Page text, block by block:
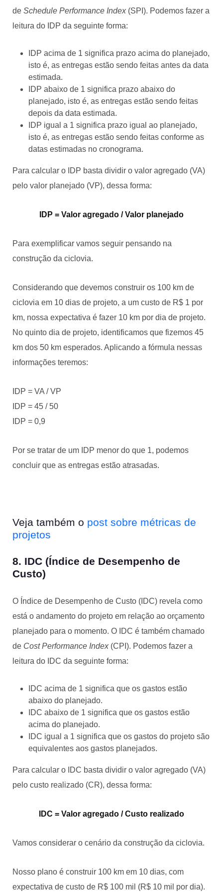
de Schedule Performance Index(SPI). Podemos fazer a
leitura do IDP da seguinte forma:
IDP acima de 1 significa prazo acima do planejado,
isto é, as entregas estão sendo feitas antes da data
estimada.
IDP abaixo de 1 significa prazo abaixo do
planejado, isto é, as entregas estão sendo feitas
depois da data estimada.
IDP igual a 1 significa prazo igual ao planejado,
isto é, as entregas estão sendo feitas conforme as
datas estimadas no cronograma.
Para calcular o IDP basta dividir o valor agregado (VA)
pelo valor planejado (VP), dessa forma:
IDP = Valor agregado / Valor planejado
Para exemplificar vamos seguir pensando na
construção da ciclovia.
Considerando que devemos construir os 100 km de
ciclovia em 10 dias de projeto, a um custo de R$ 1 por
km, nossa expectativa é fazer 10 km por dia de projeto.
No quinto dia de projeto, identificamos que fizemos 45
km dos 50 km esperados. Aplicando a fórmula nessas
informações teremos:
IDP = VA / VP
IDP = 45 / 50
IDP = 0,9
Por se tratar de um IDP menor do que 1, podemos
concluir que as entregas estão atrasadas.
Veja também o post sobre métricas de
projetos
8. IDC (Índice de Desempenho de
Custo)
O Índice de Desempenho de Custo (IDC) revela como
está o andamento do projeto em relação ao orçamento
planejado para o momento. O IDC é também chamado
de Cost Performance Index(CPI). Podemos fazer a
leitura do IDC da seguinte forma:
IDC acima de 1 significa que os gastos estão
abaixo do planejado.
IDC abaixo de 1 significa que os gastos estão
acima do planejado.
IDC igual a 1 significa que os gastos do projeto são
equivalentes aos gastos planejados.
Para calcular o IDC basta dividir o valor agregado (VA)
pelo custo realizado (CR), dessa forma:
IDC = Valor agregado / Custo realizado
Vamos considerar o cenário da construção da ciclovia.
Nosso plano é construir 100 km em 10 dias, com
expectativa de custo de R$ 100 mil (R$ 10 mil por dia).